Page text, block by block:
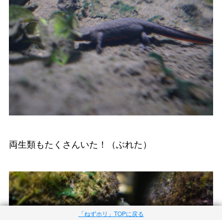
両生類もたくさんいた！（ぶれた）
「ねずホリ」TOPに戻る